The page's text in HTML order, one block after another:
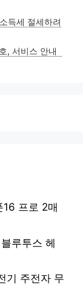
득세 절세하려
, 서비스 안내
16 프로 2매
루투스 헤
기 주전자 무